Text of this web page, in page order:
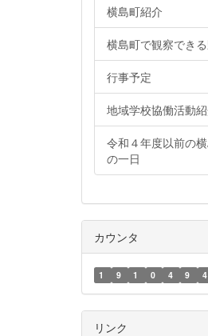
横島町紹介
横島町で観察でき
行事予定
地域学校協働活動
令和４年度以前の
の一日
カウンタ
1 9 1 0 4 9 4
リンク